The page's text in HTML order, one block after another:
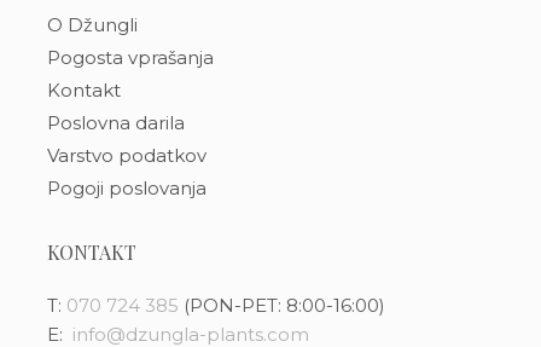
O Džungli
Pogosta vprašanja
Kontakt
Poslovna darila
Varstvo podatkov
Pogoji poslovanja
KONTAKT
T: 070 724 385 (PON-PET: 8:00-16:00)
E: info@dzungla-plants.com